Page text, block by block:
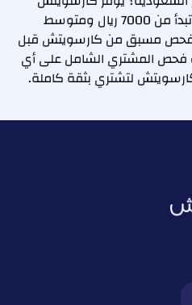
2803 سيارة معروضة، بأسعار تبدأ من 7000 ريال ومتوسط
لفحص مسبق من كارسويتش قبل
فحص المشتري الشامل على أي
لتشتري بثقة كاملة.